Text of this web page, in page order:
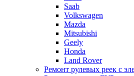
Saab
Volkswagen
Mazda
Mitsubishi
Geely
Honda
Land Rover
Ремонт рулевых реек с